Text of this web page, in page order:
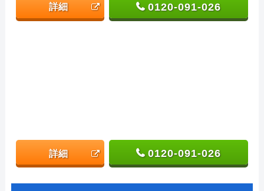
詳細 0120-091-026
詳細 0120-091-026